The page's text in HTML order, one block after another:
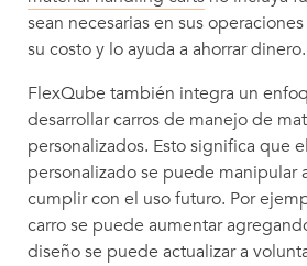
sean necesarias en sus
su costo y lo ayuda a ahorrar dinero.
FlexQube también integra un
desarrollar carros de manejo de
personalizados. Esto significa que
personalizado se puede manipular
cumplir con el uso futuro. Por
carro se puede aumentar
diseño se puede actualizar a